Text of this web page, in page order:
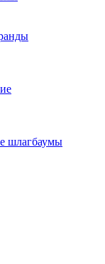
шлагбаумы